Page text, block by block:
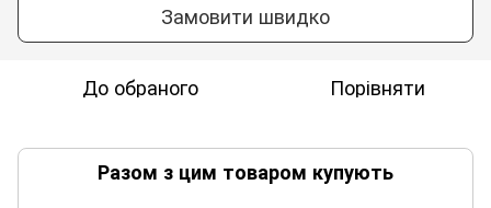
Замовити швидко
До обраного Порівняти
Разом з цим товаром купують